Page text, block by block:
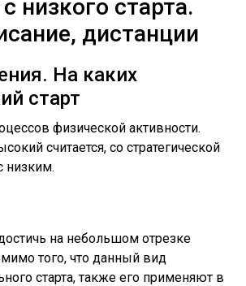
низкого старта.
дистанции
На каких
старт
физической активности.
считается, со стратегической
низким.
на небольшом отрезке
того, что данный вид
старта, также его применяют в